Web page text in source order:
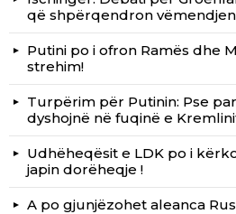
që shpërqendron
Putini po i ofron Ramës dhe
strehim!
Turpërim për Putinin: Pse
dyshojnë në fuqinë e
Udhëheqësit e LDK po i
japin dorëheqje !
A po gjunjëzohet aleanca